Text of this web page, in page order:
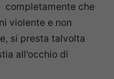
completamente che
violente e non
si presta talvolta
all’occhio di